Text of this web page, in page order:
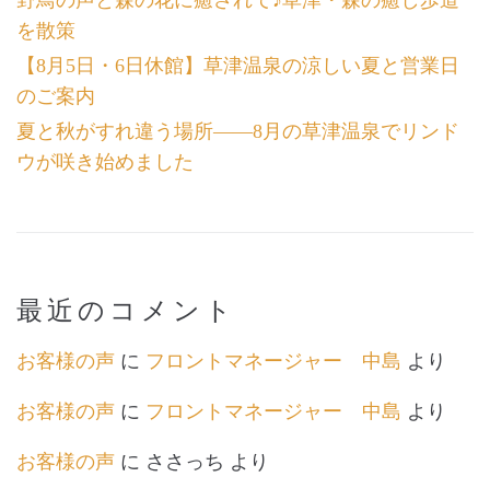
を散策
【8月5日・6日休館】草津温泉の涼しい夏と営業日
のご案内
夏と秋がすれ違う場所――8月の草津温泉でリンド
ウが咲き始めました
最近のコメント
お客様の声 に フロントマネージャー 中島 より
お客様の声 に フロントマネージャー 中島 より
お客様の声 に ささっち より